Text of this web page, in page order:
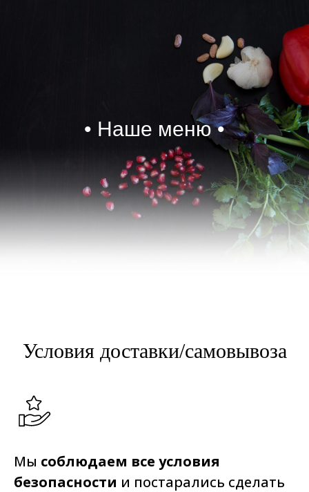
• Наше меню •
Условия доставки/самовывоза
Мы соблюдаем все условия
безопасности и постарались сделать